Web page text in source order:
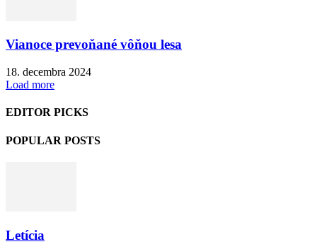
Vianoce prevoňané vôňou lesa
18. decembra 2024
Load more
EDITOR PICKS
POPULAR POSTS
Letícia